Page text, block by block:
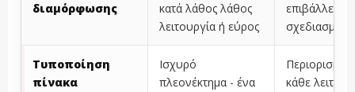
διαμόρφωσης
κατά λάθος λάθος
λειτουργία ή εύρος
επιβάλλεται
σχεδιασμό
Τυποποίηση
πίνακα
Ισχυρό
πλεονέκτημα - ένα
κάθε